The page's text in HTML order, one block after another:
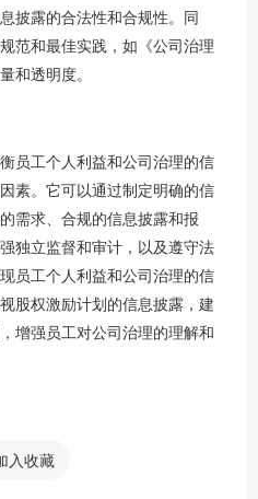
披露的合法性和合规性。同
范和最佳实践，如《公司治理
和透明度。
员工个人利益和公司治理的信
素。它可以通过制定明确的信
需求、合规的信息披露和报
独立监督和审计，以及遵守法
员工个人利益和公司治理的信
股权激励计划的信息披露，建
增强员工对公司治理的理解和
入收藏